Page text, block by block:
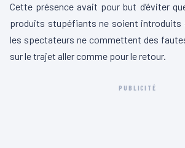
Cette présence avait pour but d’éviter
produits stupéfiants ne soient introduits
les spectateurs ne commettent des
sur le trajet aller comme pour le retour.
PUBLICITÉ